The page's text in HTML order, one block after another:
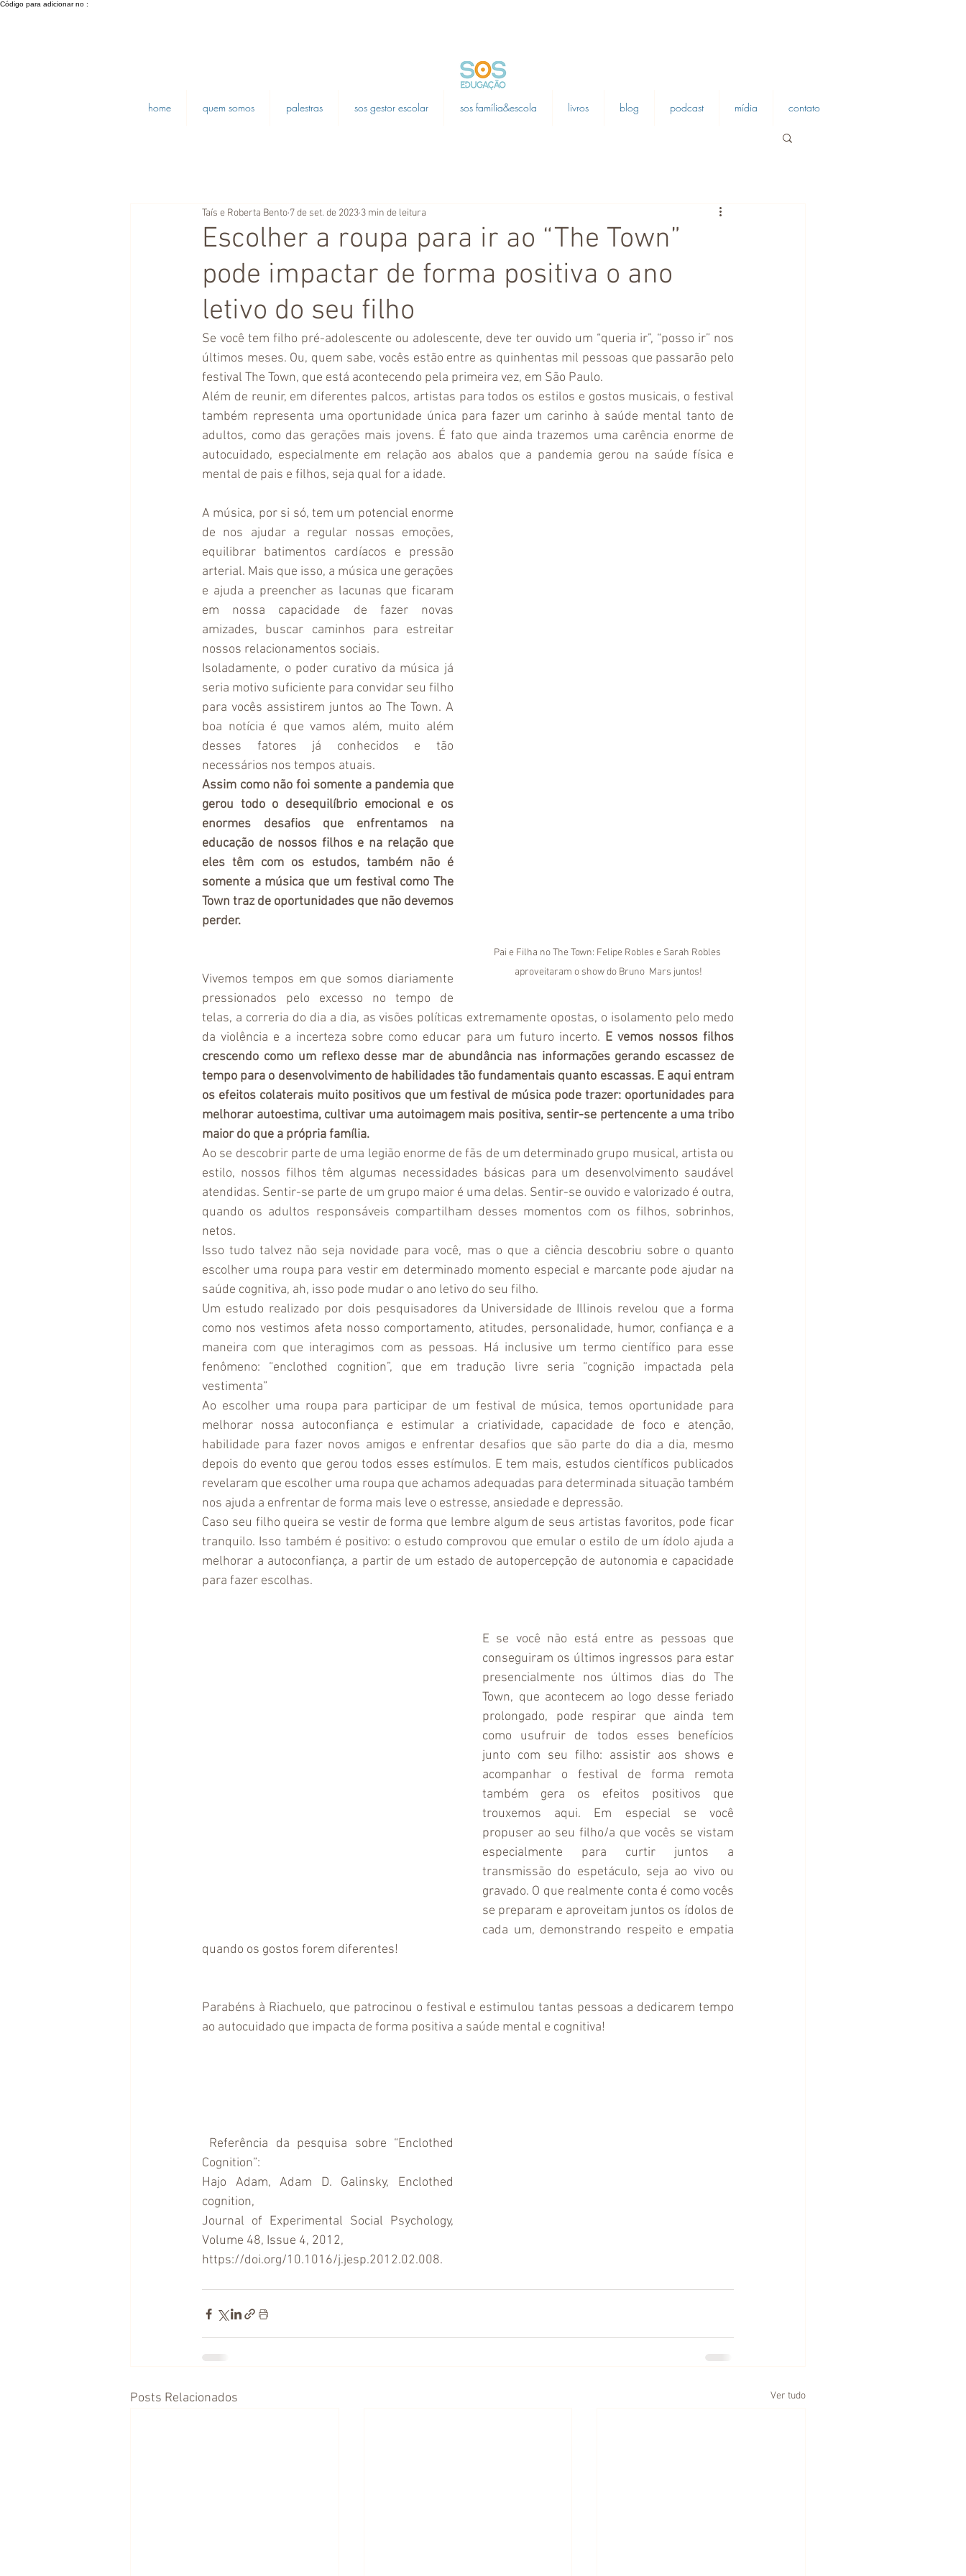
Código para adicionar no :
home quem somos palestras sos gestor escolar sos família&escola livros blog podcast mídia contato
Escolher a roupa para ir ao “The Town”
pode impactar de forma positiva o ano
letivo do seu filho
Taís e Roberta Bento 7 de set. de 2023 3 min de leitura
Se você tem filho pré-adolescente ou adolescente, deve ter ouvido um “queria ir”, “posso ir” nos
últimos meses. Ou, quem sabe, vocês estão entre as quinhentas mil pessoas que passarão pelo
festival The Town, que está acontecendo pela primeira vez, em São Paulo.
Além de reunir, em diferentes palcos, artistas para todos os estilos e gostos musicais, o festival
também representa uma oportunidade única para fazer um carinho à saúde mental tanto de
adultos, como das gerações mais jovens. É fato que ainda trazemos uma carência enorme de
autocuidado, especialmente em relação aos abalos que a pandemia gerou na saúde física e
mental de pais e filhos, seja qual for a idade.
Pai e Filha no The Town: Felipe Robles e Sarah Robles
aproveitaram o show do Bruno  Mars juntos!
A música, por si só, tem um potencial enorme
de nos ajudar a regular nossas emoções,
equilibrar batimentos cardíacos e pressão
arterial. Mais que isso, a música une gerações
e ajuda a preencher as lacunas que ficaram
em nossa capacidade de fazer novas
amizades, buscar caminhos para estreitar
nossos relacionamentos sociais.
Isoladamente, o poder curativo da música já
seria motivo suficiente para convidar seu filho
para vocês assistirem juntos ao The Town. A
boa notícia é que vamos além, muito além
desses fatores já conhecidos e tão
necessários nos tempos atuais.
Assim como não foi somente a pandemia que
gerou todo o desequilíbrio emocional e os
enormes desafios que enfrentamos na
educação de nossos filhos e na relação que
eles têm com os estudos, também não é
somente a música que um festival como The
Town traz de oportunidades que não devemos
perder.
Vivemos tempos em que somos diariamente
pressionados pelo excesso no tempo de
telas, a correria do dia a dia, as visões políticas extremamente opostas, o isolamento pelo medo
da violência e a incerteza sobre como educar para um futuro incerto. E vemos nossos filhos
crescendo como um reflexo desse mar de abundância nas informações gerando escassez de
tempo para o desenvolvimento de habilidades tão fundamentais quanto escassas. E aqui entram
os efeitos colaterais muito positivos que um festival de música pode trazer: oportunidades para
melhorar autoestima, cultivar uma autoimagem mais positiva, sentir-se pertencente a uma tribo
maior do que a própria família.
Ao se descobrir parte de uma legião enorme de fãs de um determinado grupo musical, artista ou
estilo, nossos filhos têm algumas necessidades básicas para um desenvolvimento saudável
atendidas. Sentir-se parte de um grupo maior é uma delas. Sentir-se ouvido e valorizado é outra,
quando os adultos responsáveis compartilham desses momentos com os filhos, sobrinhos,
netos.
Isso tudo talvez não seja novidade para você, mas o que a ciência descobriu sobre o quanto
escolher uma roupa para vestir em determinado momento especial e marcante pode ajudar na
saúde cognitiva, ah, isso pode mudar o ano letivo do seu filho.
Um estudo realizado por dois pesquisadores da Universidade de Illinois revelou que a forma
como nos vestimos afeta nosso comportamento, atitudes, personalidade, humor, confiança e a
maneira com que interagimos com as pessoas. Há inclusive um termo científico para esse
fenômeno: “enclothed cognition”, que em tradução livre seria “cognição impactada pela
vestimenta”
Ao escolher uma roupa para participar de um festival de música, temos oportunidade para
melhorar nossa autoconfiança e estimular a criatividade, capacidade de foco e atenção,
habilidade para fazer novos amigos e enfrentar desafios que são parte do dia a dia, mesmo
depois do evento que gerou todos esses estímulos. E tem mais, estudos científicos publicados
revelaram que escolher uma roupa que achamos adequadas para determinada situação também
nos ajuda a enfrentar de forma mais leve o estresse, ansiedade e depressão.
Caso seu filho queira se vestir de forma que lembre algum de seus artistas favoritos, pode ficar
tranquilo. Isso também é positivo: o estudo comprovou que emular o estilo de um ídolo ajuda a
melhorar a autoconfiança, a partir de um estado de autopercepção de autonomia e capacidade
para fazer escolhas.
E se você não está entre as pessoas que
conseguiram os últimos ingressos para estar
presencialmente nos últimos dias do The
Town, que acontecem ao logo desse feriado
prolongado, pode respirar que ainda tem
como usufruir de todos esses benefícios
junto com seu filho: assistir aos shows e
acompanhar o festival de forma remota
também gera os efeitos positivos que
trouxemos aqui. Em especial se você
propuser ao seu filho/a que vocês se vistam
especialmente para curtir juntos a
transmissão do espetáculo, seja ao vivo ou
gravado. O que realmente conta é como vocês
se preparam e aproveitam juntos os ídolos de
cada um, demonstrando respeito e empatia
quando os gostos forem diferentes!
Parabéns à Riachuelo, que patrocinou o festival e estimulou tantas pessoas a dedicarem tempo
ao autocuidado que impacta de forma positiva a saúde mental e cognitiva!
Cognition”:
Hajo Adam, Adam D. Galinsky, Enclothed
cognition,
Journal of Experimental Social Psychology,
Volume 48, Issue 4, 2012,
https://doi.org/10.1016/j.jesp.2012.02.008.
Posts Relacionados Ver tudo